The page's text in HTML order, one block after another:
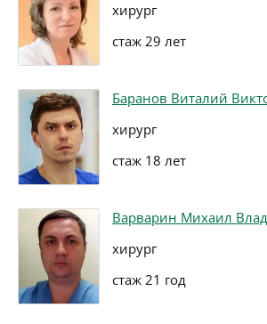
хирург
стаж 29 лет
Баранов Виталий
хирург
стаж 18 лет
Варварин Михаил
хирург
стаж 21 год